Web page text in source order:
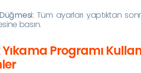
Tüm ayarları yaptıktan
basın.
Programı